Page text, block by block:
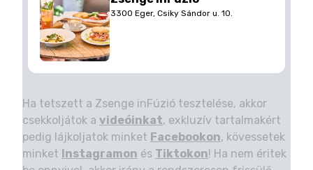
3300 Eger, Csiky Sándor u. 10.
Ha tetszett a Zsenge inFúzió tesztelése, akkor
csekkoljátok a videóinkat, exkluzív tartalmakért
pedig lájkoljatok minket Facebookon, kövessetek
minket Instagramon és Tiktokon! Ha nem éritek